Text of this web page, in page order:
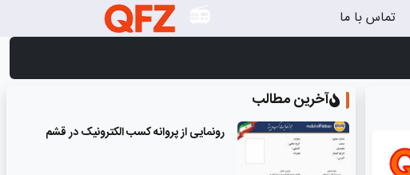
تماس با ما
آخرین مطالب
رونمایی از پروانه کسب الکترونیک در قشم